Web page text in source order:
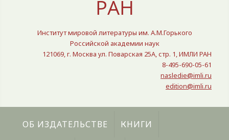
РАН
Институт мировой литературы им. А.М.Горького
Российской академии наук
121069, г. Москва ул. Поварская 25A, стр. 1, ИМЛИ РАН
8-495-690-05-61
nasledie@imli.ru
edition@imli.ru
ОБ ИЗДАТЕЛЬСТВЕ КНИГИ